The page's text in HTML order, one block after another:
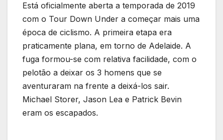
Está oficialmente aberta a temporada de 2019
com o Tour Down Under a começar mais uma
época de ciclismo. A primeira etapa era
praticamente plana, em torno de Adelaide. A
fuga formou-se com relativa facilidade, com o
pelotão a deixar os 3 homens que se
aventuraram na frente a deixá-los sair.
Michael Storer, Jason Lea e Patrick Bevin
eram os escapados.